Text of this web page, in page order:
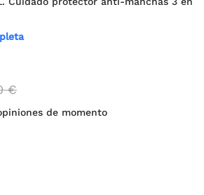
€
de momento